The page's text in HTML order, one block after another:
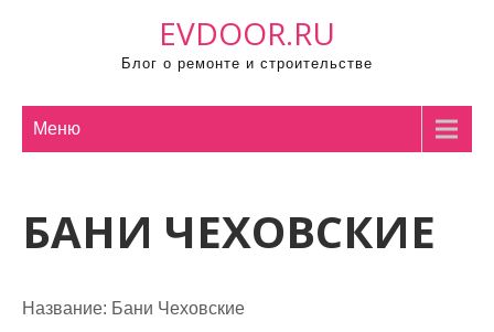
EVDOOR.RU
Блог о ремонте и строительстве
Меню
БАНИ ЧЕХОВСКИЕ
Название: Бани Чеховские